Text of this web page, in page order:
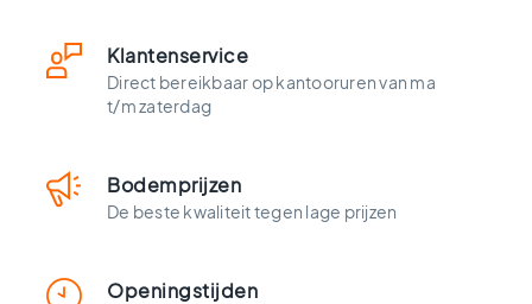
Klantenservice
Direct bereikbaar op kantooruren van ma
t/m zaterdag
Bodemprijzen
De beste kwaliteit tegen lage prijzen
Openingstijden